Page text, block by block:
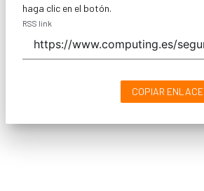
haga clic en el botón.
RSS link
COPIAR ENLACE